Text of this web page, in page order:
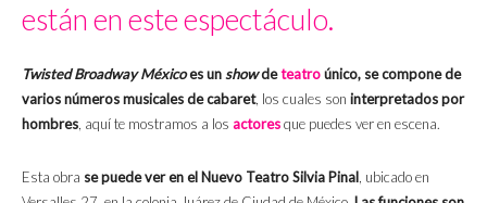
están en este espectáculo.
Twisted Broadway Méxicoes unshowdeteatroúnico, se compone de
varios números musicales de cabaret, los cuales son interpretados por
hombres, aquí te mostramos a los actoresque puedes ver en escena.
Esta obra se puede ver en el Nuevo Teatro Silvia Pinal, ubicado en